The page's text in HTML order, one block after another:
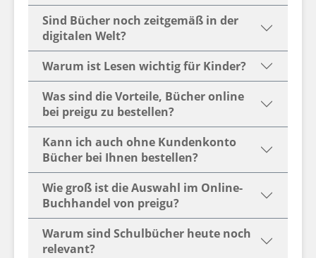
Sind Bücher noch zeitgemäß in der
digitalen Welt?
Warum ist Lesen wichtig für Kinder?
Was sind die Vorteile, Bücher online
bei preigu zu bestellen?
Kann ich auch ohne Kundenkonto
Bücher bei Ihnen bestellen?
Wie groß ist die Auswahl im Online-
Buchhandel von preigu?
Warum sind Schulbücher heute noch
relevant?